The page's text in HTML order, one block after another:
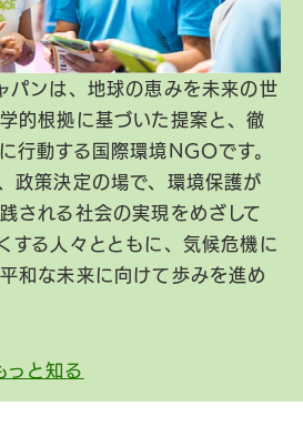
パンは、地球の恵みを未来の世
的根拠に基づいた提案と、徹
行動する国際環境NGOです。
政策決定の場で、環境保護が
される社会の実現をめざして
する人々とともに、気候危機に
和な未来に向けて歩みを進め
っと知る